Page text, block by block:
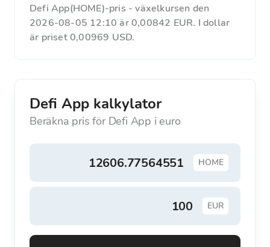
Defi App(HOME)-pris - växelkursen den
2026-08-05 12:10 är 0,00842 EUR. I dollar
är priset 0,00969 USD.
Defi App kalkylator
Beräkna pris för Defi App i euro
HOME
EUR